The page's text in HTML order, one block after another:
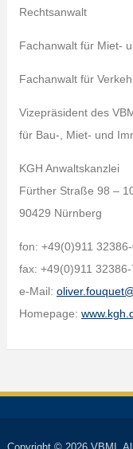
Rechtsanwalt
Fachanwalt für Miet-
Fachanwalt für
Vizepräsident des
für Bau-, Miet- und
KGH Anwaltskanzlei
Fürther Straße 98 –
90429 Nürnberg
fon: +49(0)911
fax: +49(0)911
e-Mail:
Homepage: